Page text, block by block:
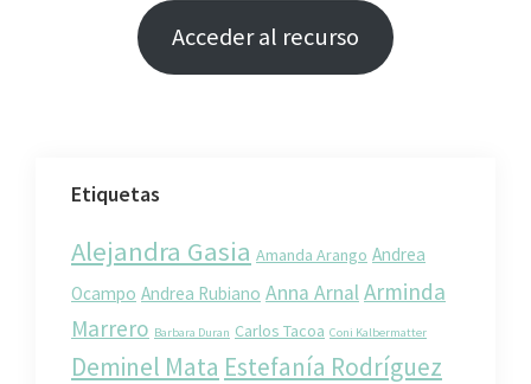
Acceder al recurso
Etiquetas
Alejandra Gasia Amanda Arango Andrea
Ocampo Andrea Rubiano Anna ArnalArminda
Marrero Barbara Duran Carlos Tacoa Coni Kalbermatter
Deminel Mata Estefanía Rodríguez